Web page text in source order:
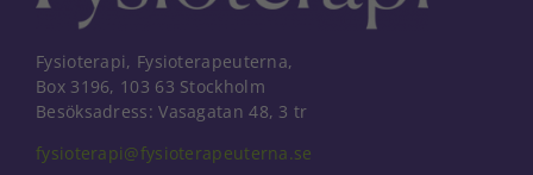
Fysioterapi, Fysioterapeuterna,
Box 3196, 103 63 Stockholm
Besöksadress: Vasagatan 48, 3 tr
fysioterapi@fysioterapeuterna.se